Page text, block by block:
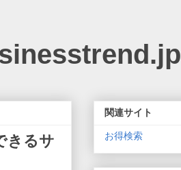
きるサ
関連サイト
お得検索